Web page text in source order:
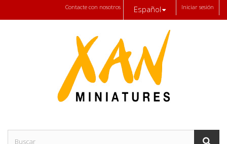
Iniciar sesión
Español
Contacte con nosotros